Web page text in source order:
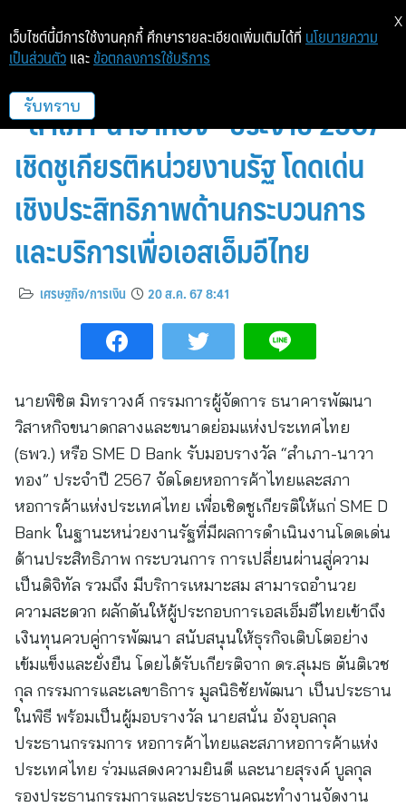
SME D Bank รับมอบรางวัล
“สำเภา-นาวาทอง” ประจำปี 2567
เชิดชูเกียรติหน่วยงานรัฐ โดดเด่น
เชิงประสิทธิภาพด้านกระบวนการ
และบริการเพื่อเอสเอ็มอีไทย
เศรษฐกิจ/การเงิน 20 ส.ค. 67 8:41
นายพิชิต มิทราวงศ์ กรรมการผู้จัดการ ธนาคารพัฒนา
วิสาหกิจขนาดกลางและขนาดย่อมแห่งประเทศไทย
(ธพว.) หรือ SME D Bank รับมอบรางวัล “สำเภา-นาวา
ทอง” ประจำปี 2567 จัดโดยหอการค้าไทยและสภา
หอการค้าแห่งประเทศไทย เพื่อเชิดชูเกียรติให้แก่ SME D
Bank ในฐานะหน่วยงานรัฐที่มีผลการดำเนินงานโดดเด่น
ด้านประสิทธิภาพ กระบวนการ การเปลี่ยนผ่านสู่ความ
เป็นดิจิทัล รวมถึง มีบริการเหมาะสม สามารถอำนวย
ความสะดวก ผลักดันให้ผู้ประกอบการเอสเอ็มอีไทยเข้าถึง
เงินทุนควบคู่การพัฒนา สนับสนุนให้ธุรกิจเติบโตอย่าง
เข้มแข็งและยั่งยืน โดยได้รับเกียรติจาก ดร.สุเมธ ตันติเวช
กุล กรรมการและเลขาธิการ มูลนิธิชัยพัฒนา เป็นประธาน
ในพิธี พร้อมเป็นผู้มอบรางวัล นายสนั่น อังอุบลกุล
ประธานกรรมการ หอการค้าไทยและสภาหอการค้าแห่ง
ประเทศไทย ร่วมแสดงความยินดี และนายสุรงค์ บูลกุล
รองประธานกรรมการและประธานคณะทำงานจัดงาน
เว็บไซต์นี้มีการใช้งานคุกกี้ ศึกษารายละเอียดเพิ่มเติมได้ที่ นโยบายความ
เป็นส่วนตัว และ ข้อตกลงการใช้บริการ
รับทราบ
X